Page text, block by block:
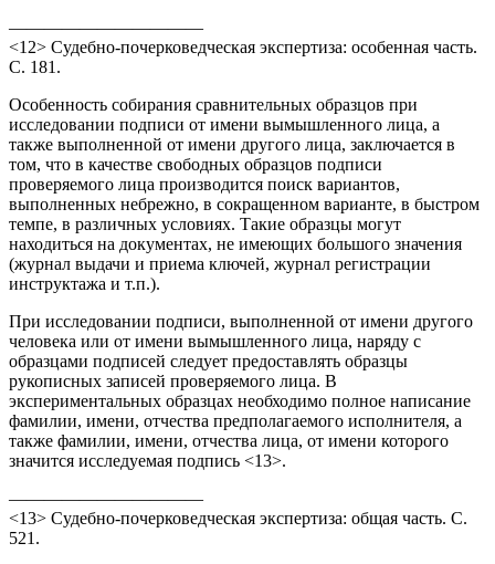
———————————
<12> Судебно-почерковедческая экспертиза: особенная часть.
С. 181.
Особенность собирания сравнительных образцов при
исследовании подписи от имени вымышленного лица, а
также выполненной от имени другого лица, заключается в
том, что в качестве свободных образцов подписи
проверяемого лица производится поиск вариантов,
выполненных небрежно, в сокращенном варианте, в быстром
темпе, в различных условиях. Такие образцы могут
находиться на документах, не имеющих большого значения
(журнал выдачи и приема ключей, журнал регистрации
инструктажа и т.п.).
При исследовании подписи, выполненной от имени другого
человека или от имени вымышленного лица, наряду с
образцами подписей следует предоставлять образцы
рукописных записей проверяемого лица. В
экспериментальных образцах необходимо полное написание
фамилии, имени, отчества предполагаемого исполнителя, а
также фамилии, имени, отчества лица, от имени которого
значится исследуемая подпись <13>.
———————————
<13> Судебно-почерковедческая экспертиза: общая часть. С.
521.